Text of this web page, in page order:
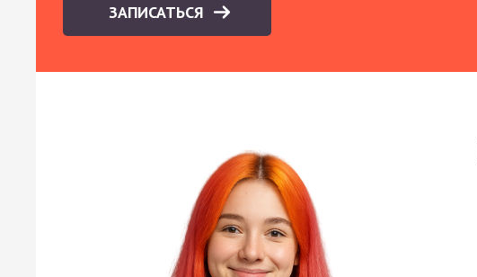
ЗАПИСАТЬСЯ